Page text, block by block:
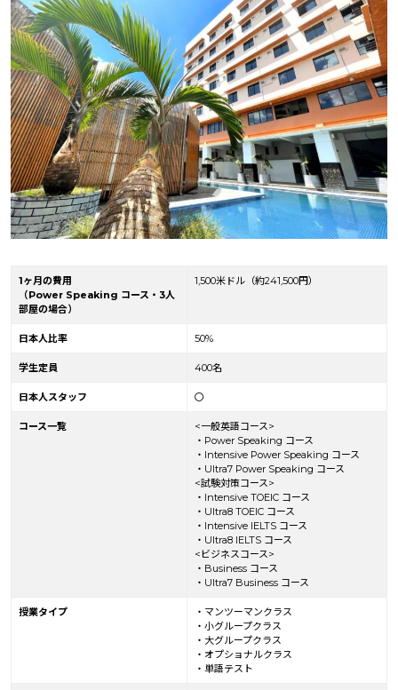
1ヶ月の費用
（Power Speaking コース・3人
部屋の場合）
1,500米ドル（約241,500円）
日本人比率 50%
学生定員 400名
日本人スタッフ 〇
コース一覧
<一般英語コース>
・Power Speaking コース
・Intensive Power Speaking コース
・Ultra7 Power Speaking コース
<試験対策コース>
・Intensive TOEIC コース
・Ultra8 TOEIC コース
・Intensive IELTS コース
・Ultra8 IELTS コース
<ビジネスコース>
・Business コース
・Ultra7 Business コース
授業タイプ
・マンツーマンクラス
・小グループクラス
・大グループクラス
・オプショナルクラス
・単語テスト